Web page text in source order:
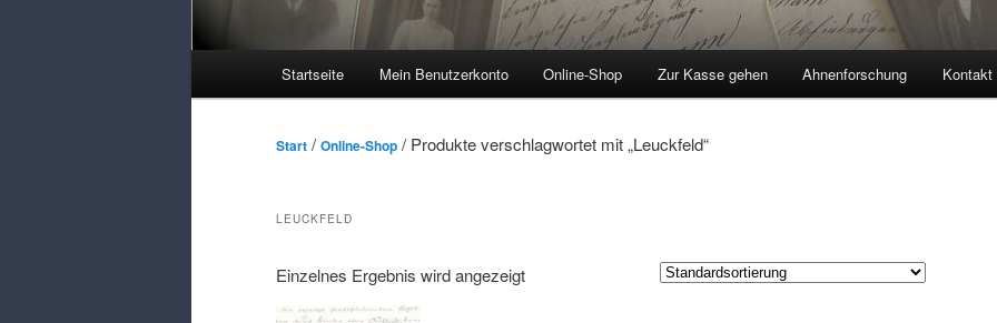
Startseite Mein Benutzerkonto Online-Shop Zur Kasse gehen Ahnenforschung Kontakt
Start / Online-Shop / Produkte verschlagwortet mit „Leuckfeld“
LEUCKFELD
Einzelnes Ergebnis wird angezeigt